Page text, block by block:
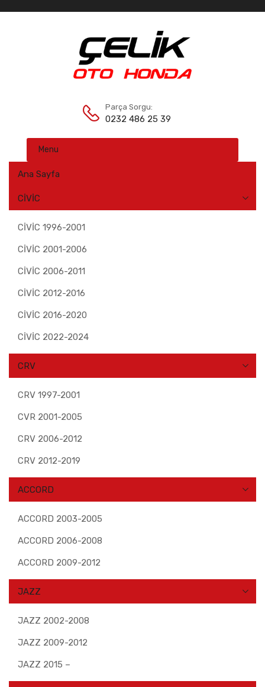
Parça Sorgu:
0232 486 25 39
Menu
Ana Sayfa
CİVİC
CİVİC 1996-2001
CİVİC 2001-2006
CİVİC 2006-2011
CİVİC 2012-2016
CİVİC 2016-2020
CİVİC 2022-2024
CRV
CRV 1997-2001
CVR 2001-2005
CRV 2006-2012
CRV 2012-2019
ACCORD
ACCORD 2003-2005
ACCORD 2006-2008
ACCORD 2009-2012
JAZZ
JAZZ 2002-2008
JAZZ 2009-2012
JAZZ 2015 –